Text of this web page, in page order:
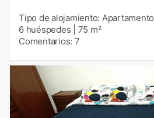
Tipo de alojamiento: Apartamento
6 huéspedes
75 m²
Comentarios: 7